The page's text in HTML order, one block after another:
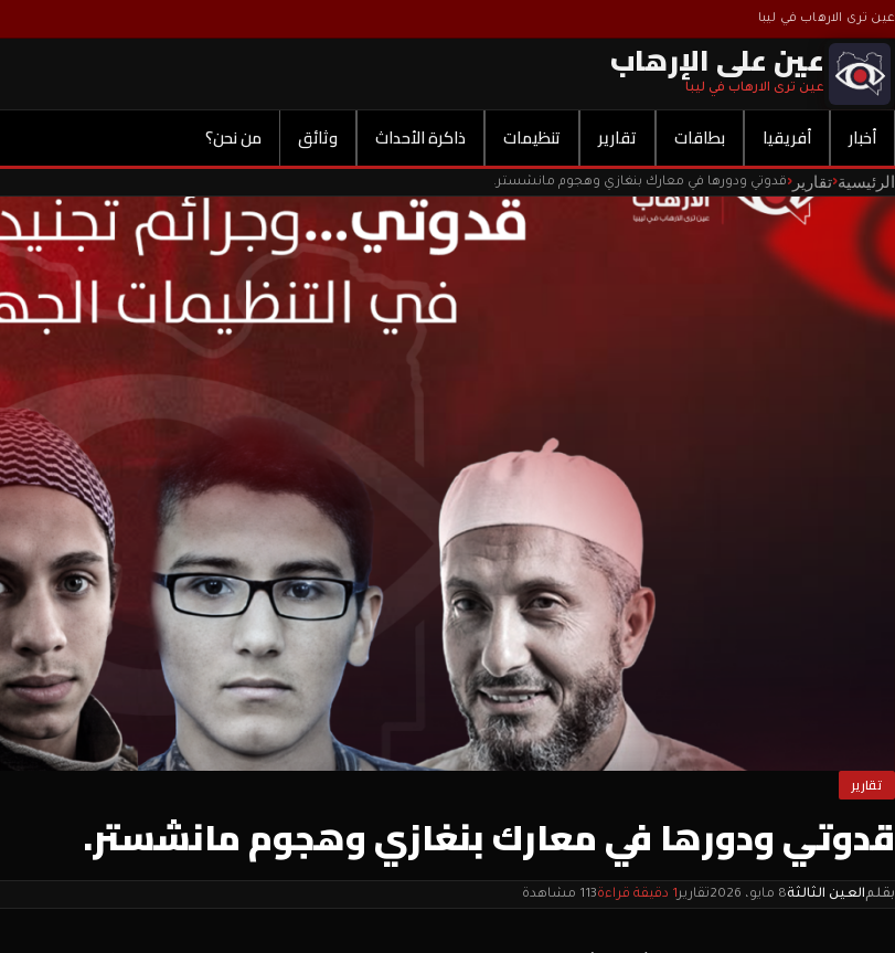
عين ترى الارهاب في ليبا
عين على الإرهاب
عين ترى الارهاب في ليبا
أخبار أفريقيا بطاقات تقارير تنظيمات ذاكرة الأحداث وثائق من نحن؟
الرئيسية‹تقارير ‹قدوتي ودورها في معارك بنغازي وهجوم مانشستر.
تقارير
قدوتي ودورها في معارك بنغازي وهجوم مانشستر.
بقلمالعين الثالثة8 مايو، 2026 تقارير1 دقيقة قراءة 113 مشاهدة